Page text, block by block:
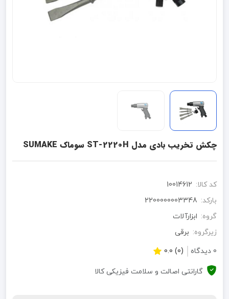
چکش تخریب بادی مدل ST-2220H سوماک SUMAKE
کد کالا: 10014612
بارکد: 2200000003348
گروه: ابزارآلات
زیرگروه: برقی
0 دیدگاه
(0) 0.0
گارانتی اصالت و سلامت فیزیکی کالا